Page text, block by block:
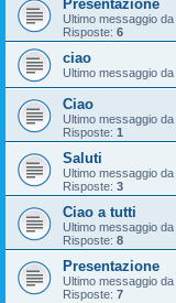
Presentazione
Ultimo messaggio da
Risposte: 6
ciao
Ultimo messaggio da
Ciao
Ultimo messaggio da
Risposte: 1
Saluti
Ultimo messaggio da
Risposte: 3
Ciao a tutti
Ultimo messaggio da
Risposte: 8
Presentazione
Ultimo messaggio da
Risposte: 7